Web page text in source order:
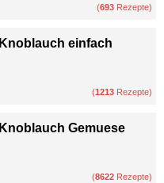
(693 Rezepte)
Knoblauch einfach
(1213 Rezepte)
Knoblauch Gemuese
(8622 Rezepte)